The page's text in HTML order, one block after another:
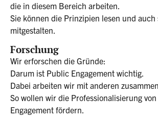
die in diesem Bereich arbeiten.
Sie können die Prinzipien lesen und auch
mitgestalten.
Forschung
Wir erforschen die Gründe:
Darum ist Public Engagement wichtig.
Dabei arbeiten wir mit anderen zusammen.
So wollen wir die Professionalisierung
Engagement fördern.